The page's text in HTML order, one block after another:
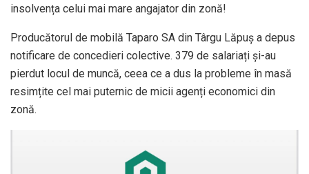
insolvența celui mai mare angajator din zonă!
Producătorul de mobilă Taparo SA din Târgu Lăpuș a depus
notificare de concedieri colective. 379 de salariați și-au
pierdut locul de muncă, ceea ce a dus la probleme în masă
resimțite cel mai puternic de micii agenți economici din
zonă.